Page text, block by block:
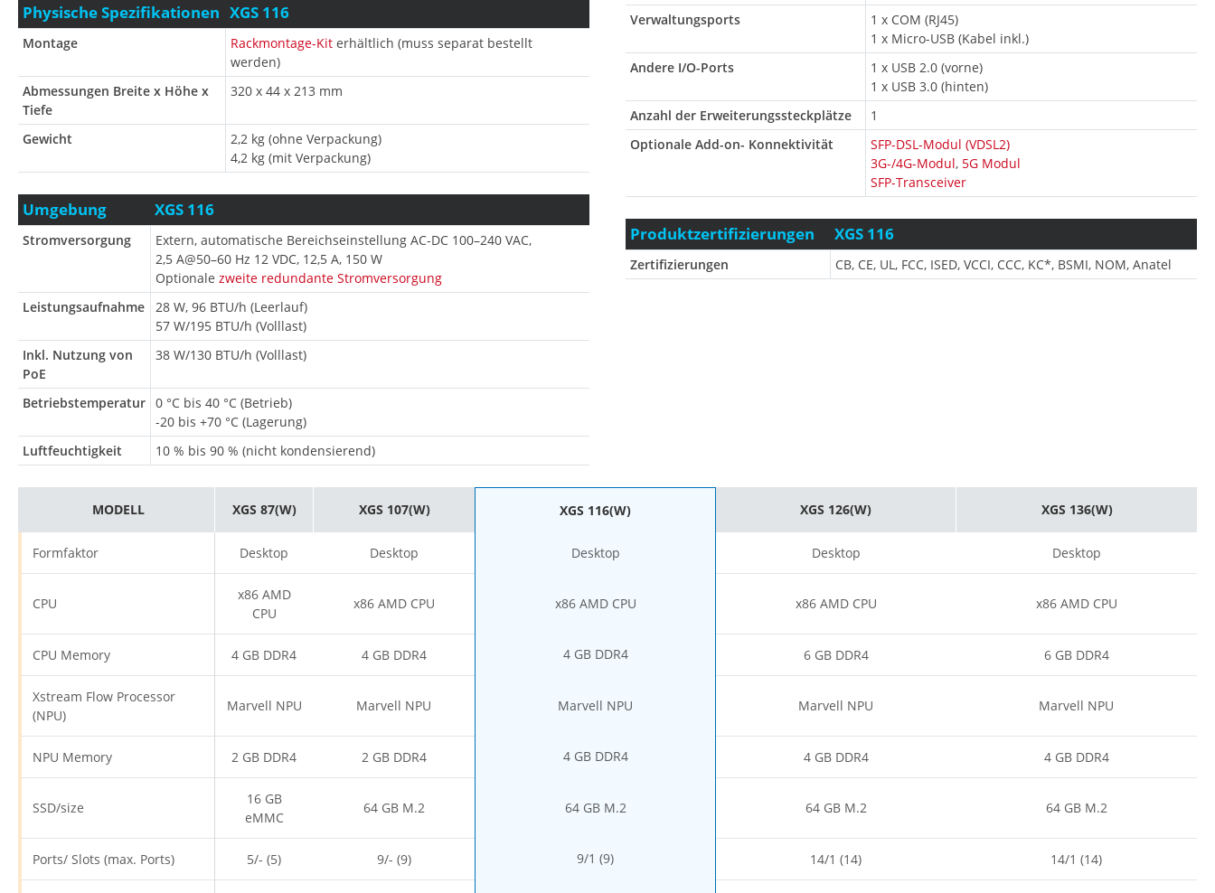
Physische Spezifikationen XGS 116
Montage Rackmontage-Kit erhältlich (muss separat bestellt
werden)
Abmessungen Breite x Höhe x
Tiefe
320 x 44 x 213 mm
Gewicht
2,2 kg (ohne Verpackung)
4,2 kg (mit Verpackung)
Umgebung XGS 116
Stromversorgung
Extern, automatische Bereichseinstellung AC-DC 100–240 VAC,
2,5 A@50–60 Hz 12 VDC, 12,5 A, 150 W
Optionale zweite redundante Stromversorgung
Leistungsaufnahme
28 W, 96 BTU/h (Leerlauf)
57 W/195 BTU/h (Volllast)
Inkl. Nutzung von
PoE
38 W/130 BTU/h (Volllast)
Betriebstemperatur 0 °C bis 40 °C (Betrieb)
-20 bis +70 °C (Lagerung)
Luftfeuchtigkeit
10 % bis 90 % (nicht kondensierend)
Verwaltungsports
1 x COM (RJ45)
1 x Micro-USB (Kabel inkl.)
Andere I/O-Ports
1 x USB 2.0 (vorne)
1 x USB 3.0 (hinten)
Anzahl der Erweiterungssteckplätze
1
Optionale Add-on- Konnektivität
SFP-DSL-Modul (VDSL2)
3G-/4G-Modul, 5G Modul
SFP-Transceiver
Produktzertifizierungen XGS 116
Zertifizierungen CB, CE, UL, FCC, ISED, VCCI, CCC, KC*, BSMI, NOM, Anatel
MODELL XGS 87(W) XGS 107(W) XGS 116(W) XGS 126(W) XGS 136(W)
Formfaktor Desktop Desktop Desktop Desktop Desktop
CPU
x86 AMD
CPU
x86 AMD CPU x86 AMD CPU x86 AMD CPU x86 AMD CPU
CPU Memory 4 GB DDR4 4 GB DDR4 4 GB DDR4 6 GB DDR4 6 GB DDR4
Xstream Flow Processor
(NPU)
Marvell NPU Marvell NPU Marvell NPU Marvell NPU Marvell NPU
NPU Memory 2 GB DDR4 2 GB DDR4 4 GB DDR4 4 GB DDR4 4 GB DDR4
SSD/size
16 GB
eMMC
64 GB M.2 64 GB M.2 64 GB M.2 64 GB M.2
Ports/ Slots (max. Ports) 5/- (5) 9/- (9) 9/1 (9) 14/1 (14) 14/1 (14)